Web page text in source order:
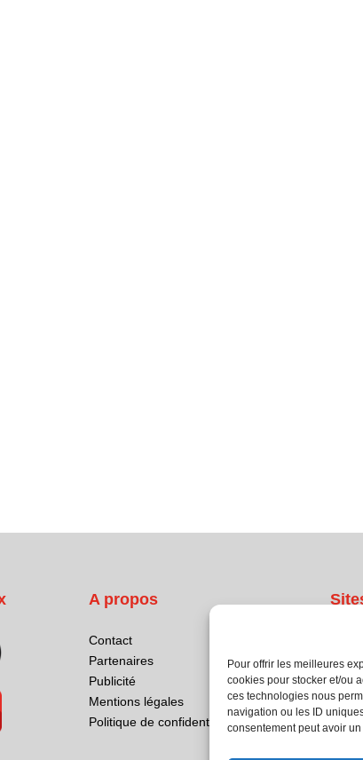
Pour offrir les meilleures
cookies pour stocker et/ou
ces technologies nous
navigation ou les ID
consentement peut avoir
A propos
Contact
Partenaires
Publicité
Mentions légales
Politique de confidentialité